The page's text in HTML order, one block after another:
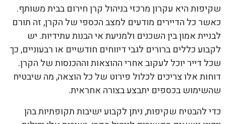
שקיפות היא עקרון מרכזי בניהול קרן חירום בבית משותף.
כאשר כל הדיירים מודעים למצב הכספי של הקרן, זה תורם
לבניית אמון בין השכנים ולמניעת אי הבנות עתידיות. יש
לקבוע כללים ברורים לגבי דיווחים חודשיים או רבעוניים, כך
שכל דייר יוכל לעקוב אחרי ההוצאות וההכנסות של הקרן.
דוחות אלו צריכים לכלול פירוט של כל הוצאה, מה שיבטיח
שהשימוש בכספים יתבצע בצורה אחראית.
כדי להבטיח שקיפות, ניתן לקבוע ישיבות תקופתיות בהן